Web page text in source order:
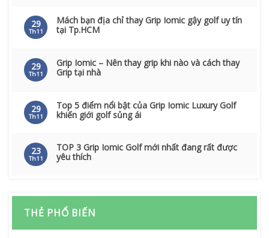
29
Th11
Mách bạn địa chỉ thay Grip Iomic gậy golf uy tín
tại Tp.HCM
29
Th11
Grip Iomic – Nên thay grip khi nào và cách thay
Grip tại nhà
29
Th11
Top 5 điểm nổi bật của Grip Iomic Luxury Golf
khiến giới golf sủng ái
23
Th11
TOP 3 Grip Iomic Golf mới nhất đang rất được
yêu thích
THẺ PHỔ BIẾN